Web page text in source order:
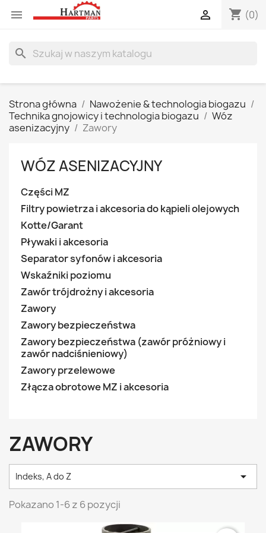
 shopping_cart (0)

search
Strona główna
Nawożenie & technologia biogazu
Technika gnojowicy i technologia biogazu
Wóz
asenizacyjny
Zawory
WÓZ ASENIZACYJNY
Części MZ
Filtry powietrza i akcesoria do kąpieli olejowych
Kotte/Garant
Pływaki i akcesoria
Separator syfonów i akcesoria
Wskaźniki poziomu
Zawór trójdrożny i akcesoria
Zawory
Zawory bezpieczeństwa
Zawory bezpieczeństwa (zawór próżniowy i
zawór nadciśnieniowy)
Zawory przelewowe
Złącza obrotowe MZ i akcesoria
ZAWORY
Indeks, A do Z 
Pokazano 1-6 z 6 pozycji